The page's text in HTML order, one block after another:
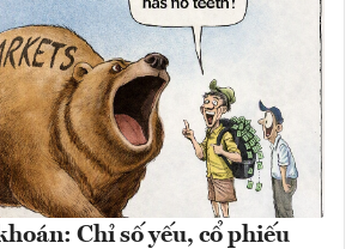
Chỉ số yếu, cổ phiếu